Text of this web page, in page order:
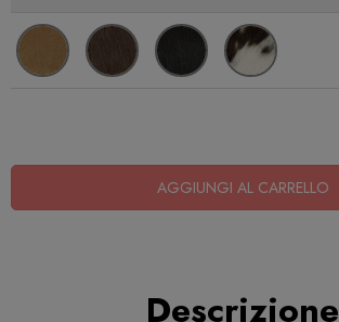
AGGIUNGI AL CARRELLO
Descrizione